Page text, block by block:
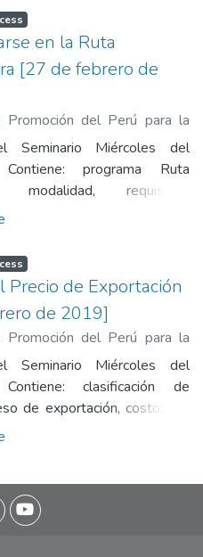
Franquicias, implantación
de postulación y
de la ficha de postulación.
en la Ruta
[27 de febrero de
Promoción del Perú para la
el Turismo
,2019-02-27)
Roberto
Seminario Miércoles del
Contiene: programa Ruta
modalidad, requisitos,
oficinas y servicios 2018
Precio de Exportación
de 2019]
Promoción del Perú para la
el Turismo
,2019-02-27)
Elix
Seminario Miércoles del
Contiene: clasificación de
de exportación, costos de
norma Incoterms